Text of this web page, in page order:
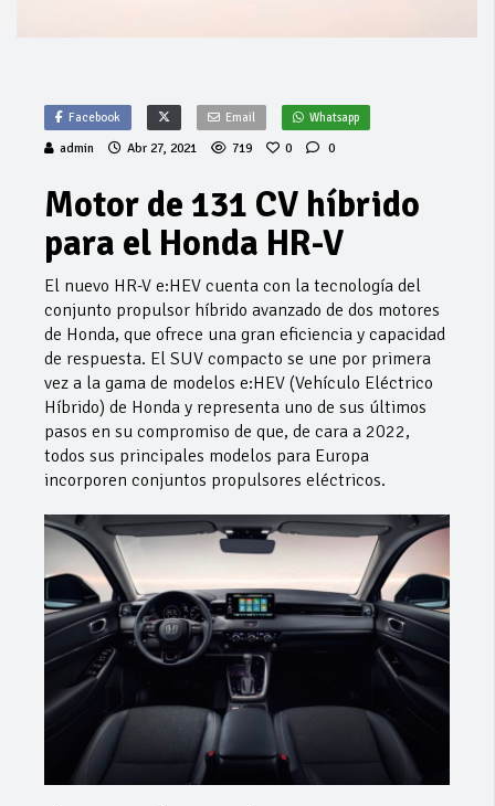
Facebook Email Whatsapp
admin Abr 27, 2021 719 0 0
Motor de 131 CV híbrido
para el Honda HR-V
El nuevo HR-V e:HEV cuenta con la tecnología del
conjunto propulsor híbrido avanzado de dos motores
de Honda, que ofrece una gran eficiencia y capacidad
de respuesta. El SUV compacto se une por primera
vez a la gama de modelos e:HEV (Vehículo Eléctrico
Híbrido) de Honda y representa uno de sus últimos
pasos en su compromiso de que, de cara a 2022,
todos sus principales modelos para Europa
incorporen conjuntos propulsores eléctricos.